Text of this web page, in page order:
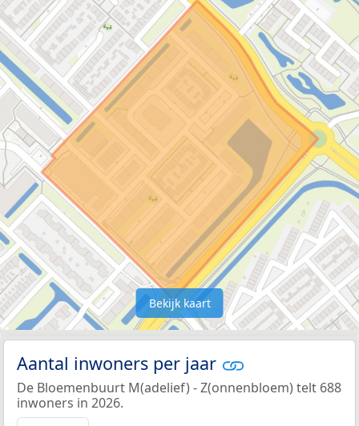
Bekijk kaart
Aantal inwoners per jaar
De Bloemenbuurt M(adelief) - Z(onnenbloem) telt 688
inwoners in 2026.